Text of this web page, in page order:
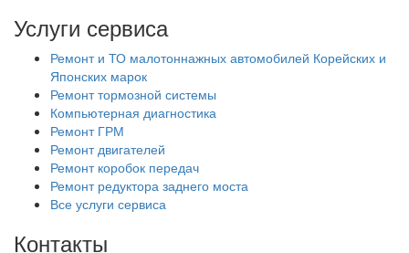
Услуги сервиса
Ремонт и ТО малотоннажных автомобилей Корейских и
Японских марок
Ремонт тормозной системы
Компьютерная диагностика
Ремонт ГРМ
Ремонт двигателей
Ремонт коробок передач
Ремонт редуктора заднего моста
Все услуги сервиса
Контакты